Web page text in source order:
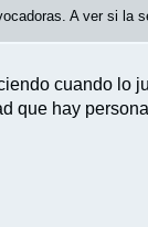
A ver si la
cuando lo
que hay